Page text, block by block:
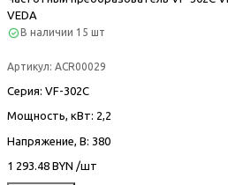
VEDA
В наличии 15 шт
Артикул: ACR00029
Серия: VF-302С
Мощность, кВт: 2,2
Напряжение, В: 380
1 293.48 BYN /шт